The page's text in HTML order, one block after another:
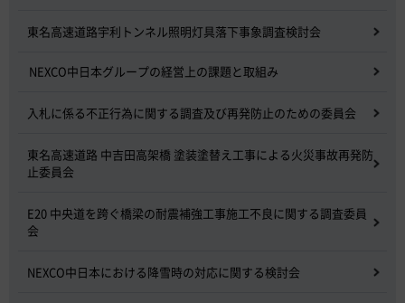
東名高速道路宇利トンネル照明灯具落下事象調査検討会
NEXCO中日本グループの経営上の課題と取組み
入札に係る不正行為に関する調査及び再発防止のための委員会
東名高速道路 中吉田高架橋 塗装塗替え工事による火災事故再発防
止委員会
E20 中央道を跨ぐ橋梁の耐震補強工事施工不良に関する調査委員
会
NEXCO中日本における降雪時の対応に関する検討会